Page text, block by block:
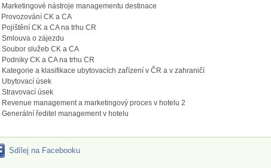
Marketingové nástroje managementu destinace
Provozování CK a CA
Pojištění CK a CA na trhu CR
Smlouva o zájezdu
Soubor služeb CK a CA
Podniky CK a CA na trhu CR
Kategorie a klasifikace ubytovacích zařízení v ČR a v zahraničí
Ubytovací úsek
Stravovací úsek
Revenue management a marketingový proces v hotelu 2
Generální ředitel management v hotelu
Sdílej na Facebooku